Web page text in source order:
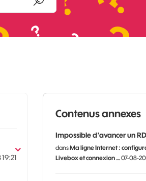
19:21
Contenus annexes
Impossible d'avancer un
dansMa ligne Internet :
Livebox et connexion …07-08-